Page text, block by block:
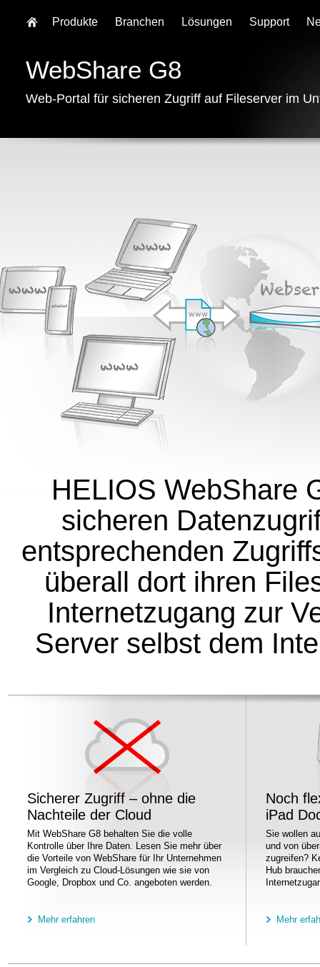
WebShare G8
Web-Portal für sicheren Zugriff auf Fileserver im
HELIOS WebShare
sicheren
entsprechenden
überall dort ihren
Internetzugang zur
Server selbst dem
Sicherer Zugriff – ohne die
Nachteile der Cloud
Mit WebShare G8 behalten Sie die volle
Kontrolle über Ihre Daten. Lesen Sie mehr über
die Vorteile von WebShare für Ihr Unternehmen
im Vergleich zu Cloud-Lösungen wie sie von
Google, Dropbox und Co. angeboten werden.
Mehr erfahren
Noch
iPad
Sie wollen
und von
zugreifen?
Hub
Mehr
Produkte Branchen Lösungen Support